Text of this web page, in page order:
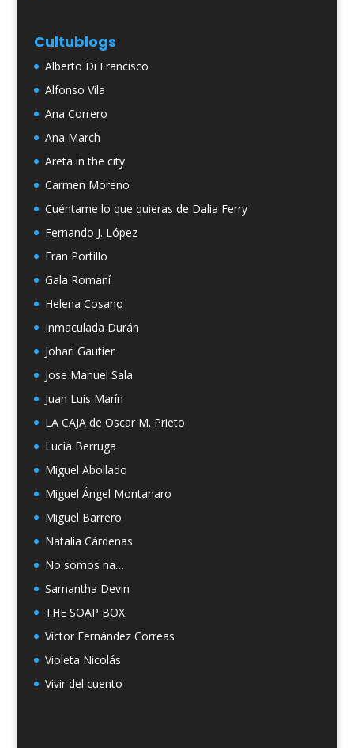
Cultublogs
Alberto Di Francisco
Alfonso Vila
Ana Correro
Ana March
Areta in the city
Carmen Moreno
Cuéntame lo que quieras de Dalia Ferry
Fernando J. López
Fran Portillo
Gala Romaní
Helena Cosano
Inmaculada Durán
Johari Gautier
Jose Manuel Sala
Juan Luis Marín
LA CAJA de Oscar M. Prieto
Lucía Berruga
Miguel Abollado
Miguel Ángel Montanaro
Miguel Barrero
Natalia Cárdenas
No somos na…
Samantha Devin
THE SOAP BOX
Victor Fernández Correas
Violeta Nicolás
Vivir del cuento